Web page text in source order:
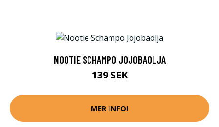
NOOTIE SCHAMPO JOJOBAOLJA
139 SEK
MER INFO!